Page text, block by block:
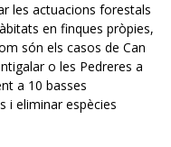
les actuacions forestals
en finques pròpies,
són els casos de Can
o les Pedreres a
a 10 basses
i eliminar espècies